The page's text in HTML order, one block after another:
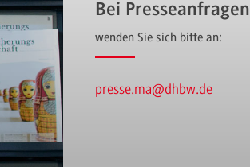
Bei Presseanfragen
wenden Sie sich bitte an:
presse.ma@dhbw.de